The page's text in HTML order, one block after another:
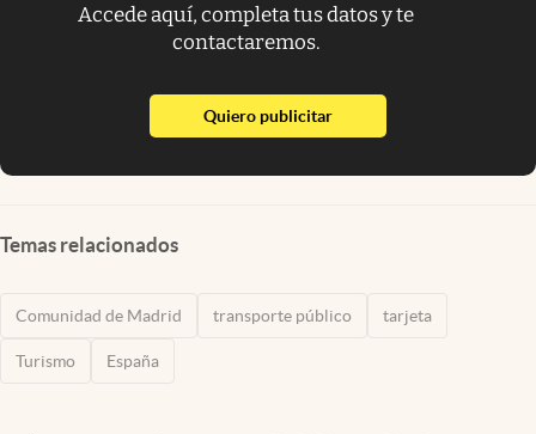
Accede aquí, completa tus datos y te
contactaremos.
Quiero publicitarabre en nueva pestaña
Temas relacionados
Comunidad de Madrid transporte público tarjeta
Turismo España